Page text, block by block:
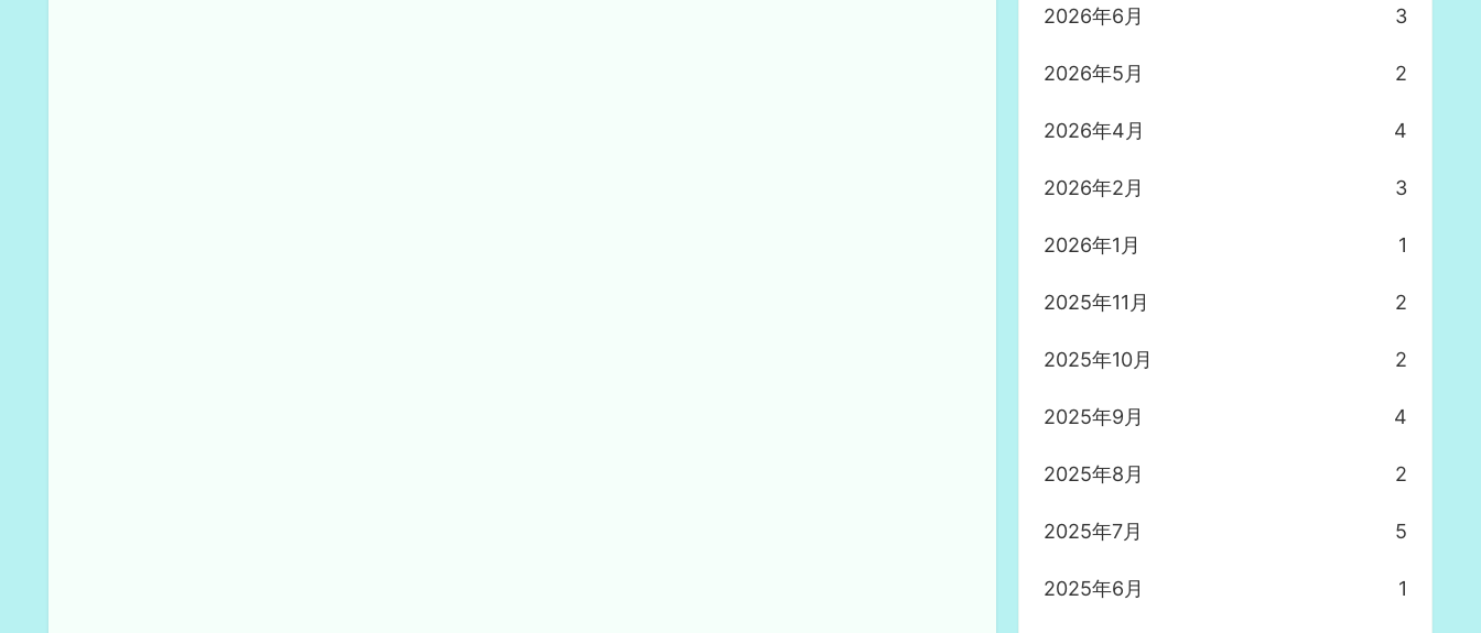
2026年6月 3
2026年5月 2
2026年4月 4
2026年2月 3
2026年1月 1
2025年11月 2
2025年10月 2
2025年9月 4
2025年8月 2
2025年7月 5
2025年6月 1